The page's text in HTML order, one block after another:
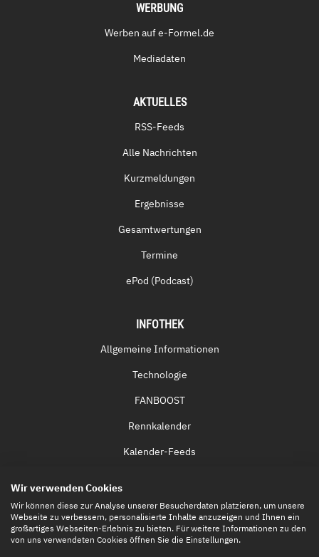
WERBUNG
Werben auf e-Formel.de
Mediadaten
AKTUELLES
RSS-Feeds
Alle Nachrichten
Kurzmeldungen
Ergebnisse
Gesamtwertungen
Termine
ePod (Podcast)
INFOTHEK
Allgemeine Informationen
Technologie
FANBOOST
Rennkalender
Kalender-Feeds
Eintrittskarten
Wir verwenden Cookies
Wir können diese zur Analyse unserer Besucherdaten platzieren, um unsere
Webseite zu verbessern, personalisierte Inhalte anzuzeigen und Ihnen ein
großartiges Webseiten-Erlebnis zu bieten. Für weitere Informationen zu den
von uns verwendeten Cookies öffnen Sie die Einstellungen.